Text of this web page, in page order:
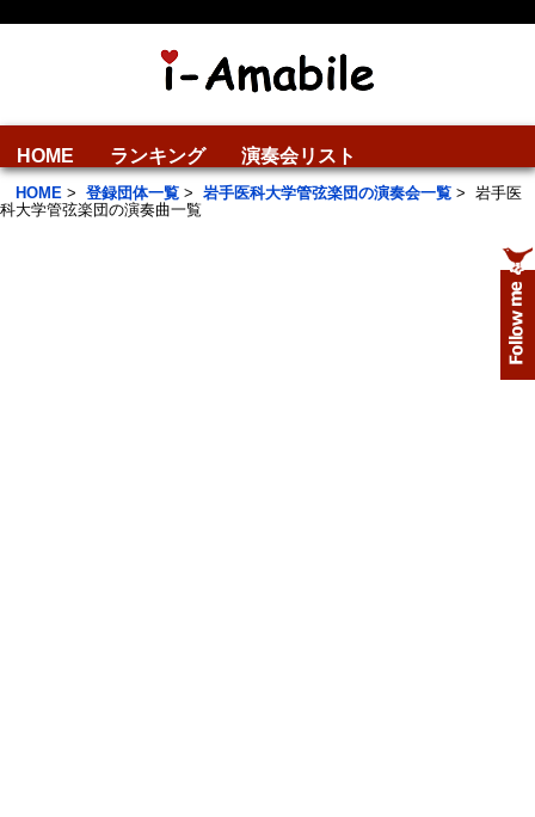
HOME ランキング 演奏会リスト
HOME > 登録団体一覧 > 岩手医科大学管弦楽団の演奏会一覧 > 岩手医
科大学管弦楽団の演奏曲一覧